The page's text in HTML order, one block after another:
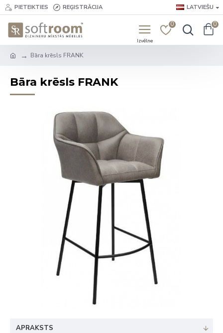
PIETEIKTIES REĢISTRĀCIJA LATVIEŠU
0 0
Bāra krēsls FRANK
Bāra krēsls FRANK
APRAKSTS